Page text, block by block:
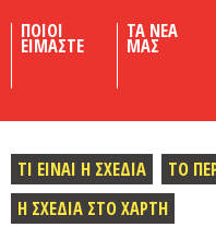
ΠΟΙΟΙ
ΕΙΜΑΣΤΕ
ΤΑ ΝΕΑ
ΜΑΣ
ΤΙ ΕΙΝΑΙ Η ΣΧΕΔΙΑ ΤΟ
Η ΣΧΕΔΙΑ ΣΤΟ ΧΑΡΤΗ